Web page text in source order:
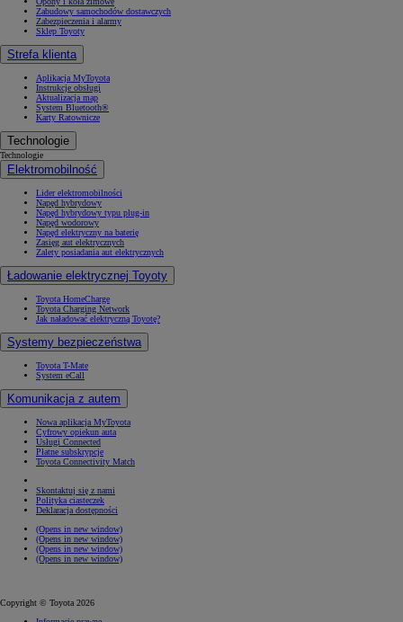
Zabudowy samochodów dostawczych
Zabezpieczenia i alarmy
Sklep Toyoty
Strefa klienta
Aplikacja MyToyota
Instrukcje obsługi
Aktualizacja map
System Bluetooth®
Karty Ratownicze
Technologie
Technologie
Elektromobilność
Lider elektromobilności
Napęd hybrydowy
Napęd hybrydowy typu plug-in
Napęd wodorowy
Napęd elektryczny na baterię
Zasięg aut elektrycznych
Zalety posiadania aut elektrycznych
Ładowanie elektrycznej Toyoty
Toyota HomeCharge
Toyota Charging Network
Jak naładować elektryczną Toyotę?
Systemy bezpieczeństwa
Toyota T-Mate
System eCall
Komunikacja z autem
Nowa aplikacja MyToyota
Cyfrowy opiekun auta
Usługi Connected
Płatne subskrypcje
Toyota Connectivity Match
Skontaktuj się z nami
Polityka ciasteczek
Deklaracja dostępności
(Opens in new window)
(Opens in new window)
(Opens in new window)
(Opens in new window)
Copyright © Toyota 2026